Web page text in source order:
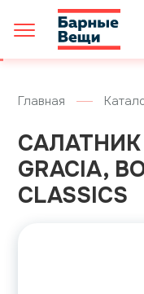
Главная
САЛАТНИК
GRACIA,
CLASSICS